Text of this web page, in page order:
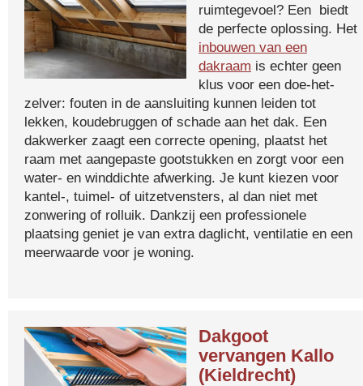
ruimtegevoel? Een biedt
de perfecte oplossing. Het
inbouwen van een
dakraam is echter geen
klus voor een doe-het-
zelver: fouten in de aansluiting kunnen leiden tot
lekken, koudebruggen of schade aan het dak. Een
dakwerker zaagt een correcte opening, plaatst het
raam met aangepaste gootstukken en zorgt voor een
water- en winddichte afwerking. Je kunt kiezen voor
kantel-, tuimel- of uitzetvensters, al dan niet met
zonwering of rolluik. Dankzij een professionele
plaatsing geniet je van extra daglicht, ventilatie en een
meerwaarde voor je woning.
Dakgoot
vervangen Kallo
(Kieldrecht)